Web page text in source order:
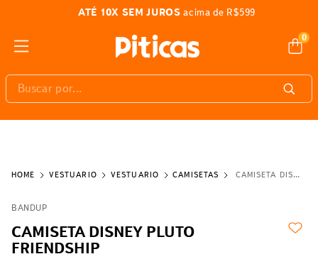
ATÉ 10X SEM JUROS acima de R$599
0
Buscar por...
VESTUÁRIO VESTUÁRIO CAMISETAS CAMISETA DISNEY PLUTO FRIENDSHIP
BANDUP
CAMISETA DISNEY PLUTO
FRIENDSHIP